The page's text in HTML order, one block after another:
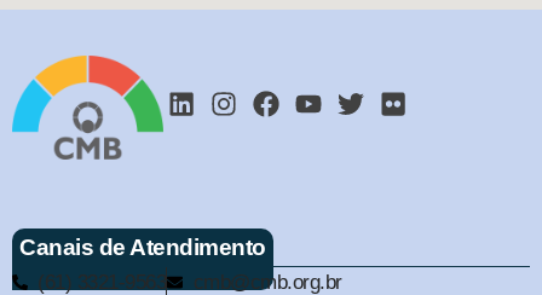
Canais de Atendimento
(61) 3321-9563 cmb@cmb.org.br